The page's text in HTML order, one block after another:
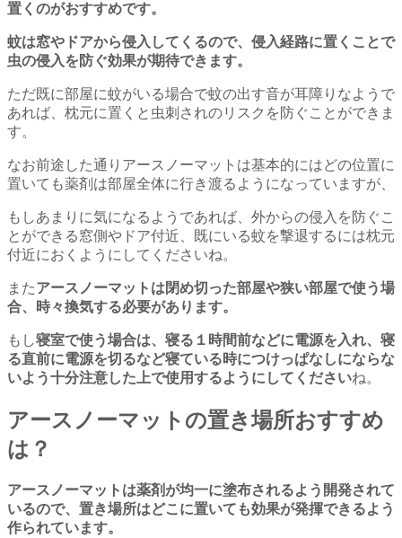
置くのがおすすめです。
蚊は窓やドアから侵入してくるので、侵入経路に置くことで
虫の侵入を防ぐ効果が期待できます。
ただ既に部屋に蚊がいる場合で蚊の出す音が耳障りなようで
あれば、枕元に置くと虫刺されのリスクを防ぐことができま
す。
なお前途した通りアースノーマットは基本的にはどの位置に
置いても薬剤は部屋全体に行き渡るようになっていますが、
もしあまりに気になるようであれば、外からの侵入を防ぐこ
とができる窓側やドア付近、既にいる蚊を撃退するには枕元
付近におくようにしてくださいね。
またアースノーマットは閉め切った部屋や狭い部屋で使う場
合、時々換気する必要があります。
もし寝室で使う場合は、寝る１時間前などに電源を入れ、寝
る直前に電源を切るなど寝ている時につけっぱなしにならな
いよう十分注意した上で使用するようにしてくださいね。
アースノーマットの置き場所おすすめ
は？
アースノーマットは薬剤が均一に塗布されるよう開発されて
いるので、置き場所はどこに置いても効果が発揮できるよう
作られています。